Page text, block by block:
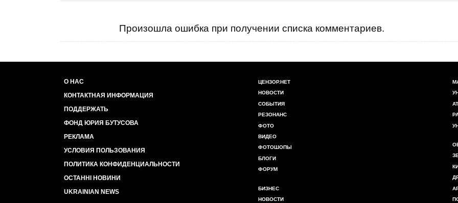
Произошла ошибка при получении списка комментариев.
О НАС
КОНТАКТНАЯ ИНФОРМАЦИЯ
ПОДДЕРЖАТЬ
ФОНД ЮРИЯ БУТУСОВА
РЕКЛАМА
УСЛОВИЯ ПОЛЬЗОВАНИЯ
ПОЛИТИКА КОНФИДЕНЦИАЛЬНОСТИ
ОСТАННІ НОВИНИ
UKRAINIAN NEWS
ЦЕНЗОР.НЕТ
НОВОСТИ
СОБЫТИЯ
РЕЗОНАНС
ФОТО
ВИДЕО
ФОТОШОПЫ
БЛОГИ
ФОРУМ
БИЗНЕС
НОВОСТИ